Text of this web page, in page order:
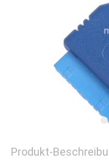
Produkt-